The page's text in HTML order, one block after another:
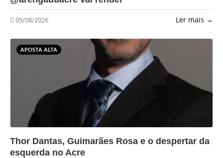
05/08/2026 Ler mais →
APOSTA ALTA
?>
Thor Dantas, Guimarães Rosa e o despertar da
esquerda no Acre